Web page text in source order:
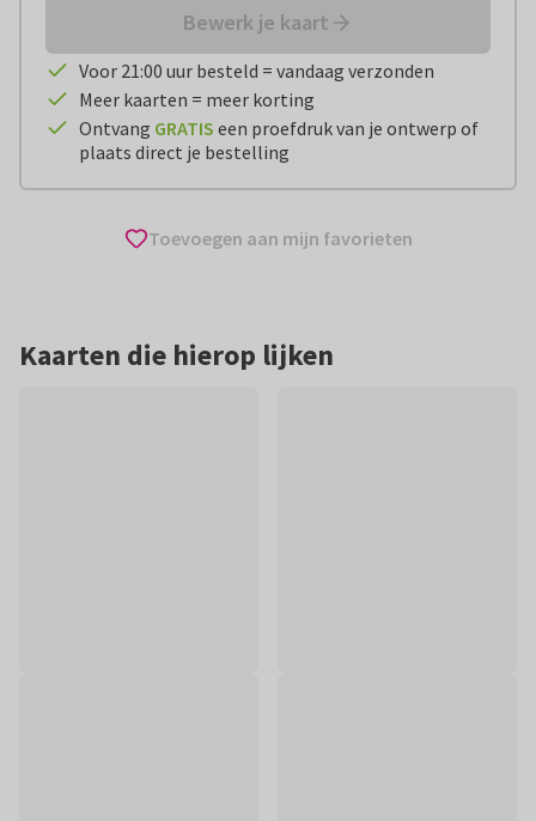
Bewerk je kaart
Voor 21:00 uur besteld = vandaag verzonden
Meer kaarten = meer korting
Ontvang GRATIS een proefdruk van je ontwerp of
plaats direct je bestelling
Toevoegen aan mijn favorieten
Kaarten die hierop lijken